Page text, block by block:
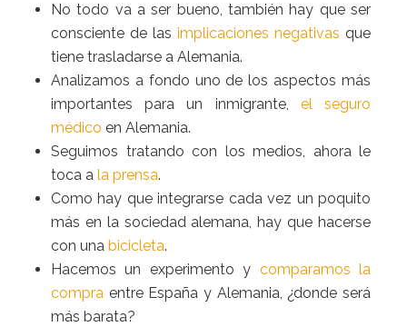
No todo va a ser bueno, también hay que ser
consciente de las implicaciones negativas que
tiene trasladarse a Alemania.
Analizamos a fondo uno de los aspectos más
importantes para un inmigrante, el seguro
médico en Alemania.
Seguimos tratando con los medios, ahora le
toca a la prensa.
Como hay que integrarse cada vez un poquito
más en la sociedad alemana, hay que hacerse
con una bicicleta.
Hacemos un experimento y comparamos la
compra entre España y Alemania, ¿donde será
más barata?